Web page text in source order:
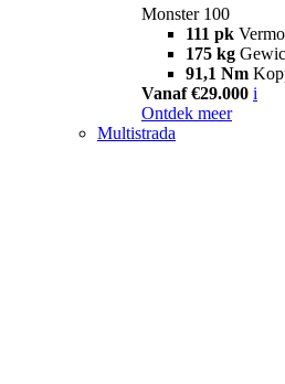
Monster 100
111 pk
175 kg
91,1 Nm
Vanaf €29.000 i
Ontdek meer
Multistrada